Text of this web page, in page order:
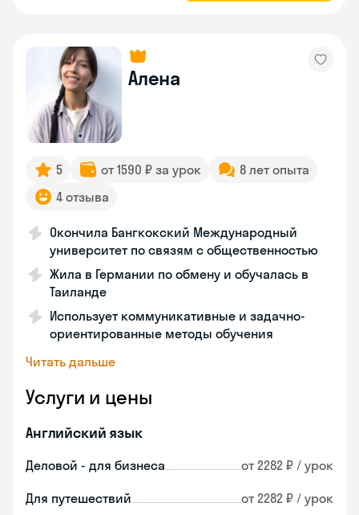
Алена
5 от 1590 ₽ за урок
8 лет опыта
4 отзыва
Окончила Бангкокский Международный
университет по связям с общественностью
Жила в Германии по обмену и обучалась в
Таиланде
Использует коммуникативные и задачно-
ориентированные методы обучения
Читать дальше
Услуги и цены
Английский язык
Деловой - для бизнеса от 2282 ₽ / урок
Для путешествий от 2282 ₽ / урок